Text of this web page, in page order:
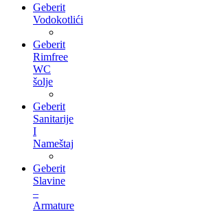
Geberit
Vodokotlići
Geberit
Rimfree
WC
šolje
Geberit
Sanitarije
I
Nameštaj
Geberit
Slavine
–
Armature